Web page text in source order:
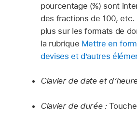
pourcentage (%) sont
des fractions de 100, etc.
plus sur les formats de
la rubrique Mettre en
devises et d’autres
Clavier de date et
Clavier de durée :